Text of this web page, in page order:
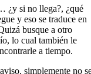
¿y si no llega?, ¿qué
y eso se traduce en
busque a otro
lo cual también le
a tiempo.
simplemente no